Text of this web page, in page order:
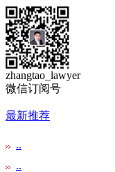
zhangtao_lawyer
微信订阅号
最新推荐
..
..